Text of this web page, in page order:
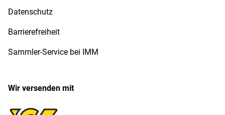
Datenschutz
Barrierefreiheit
Sammler-Service bei IMM
Wir versenden mit